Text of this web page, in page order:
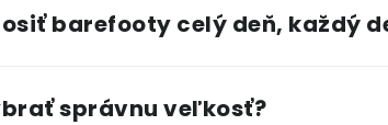
barefooty celý deň, každý
správnu veľkosť?